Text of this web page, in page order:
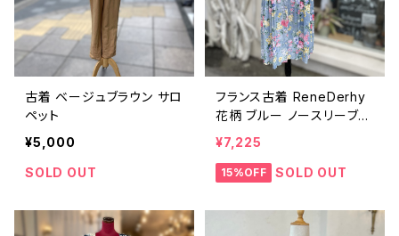
古着 ベージュブラウン サロ
ペット
¥5,000
SOLD OUT
フランス古着 ReneDerhy
花柄 ブルー ノースリーブワ
ンピース
¥7,225
15%OFF SOLD OUT